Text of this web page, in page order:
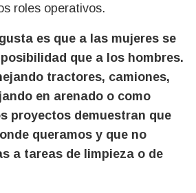
roles operativos.
es que a las mujeres se
que a los hombres.
tractores, camiones,
en arenado o como
proyectos demuestran que
queramos y que no
a tareas de limpieza o de